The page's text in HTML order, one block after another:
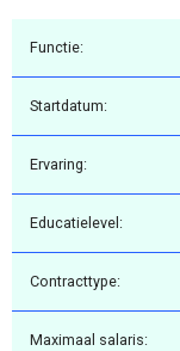
Functie:
Startdatum:
Ervaring:
Educatielevel:
Contracttype:
Maximaal salaris: